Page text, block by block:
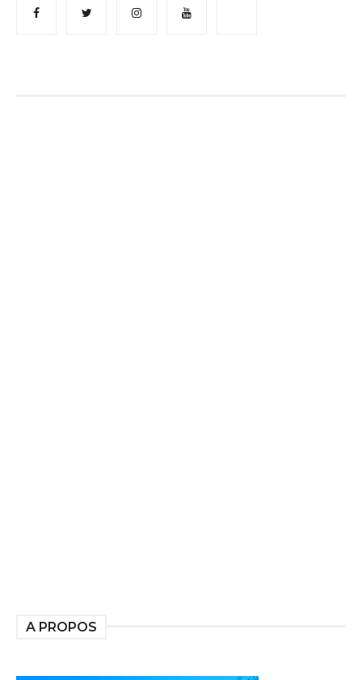
A PROPOS